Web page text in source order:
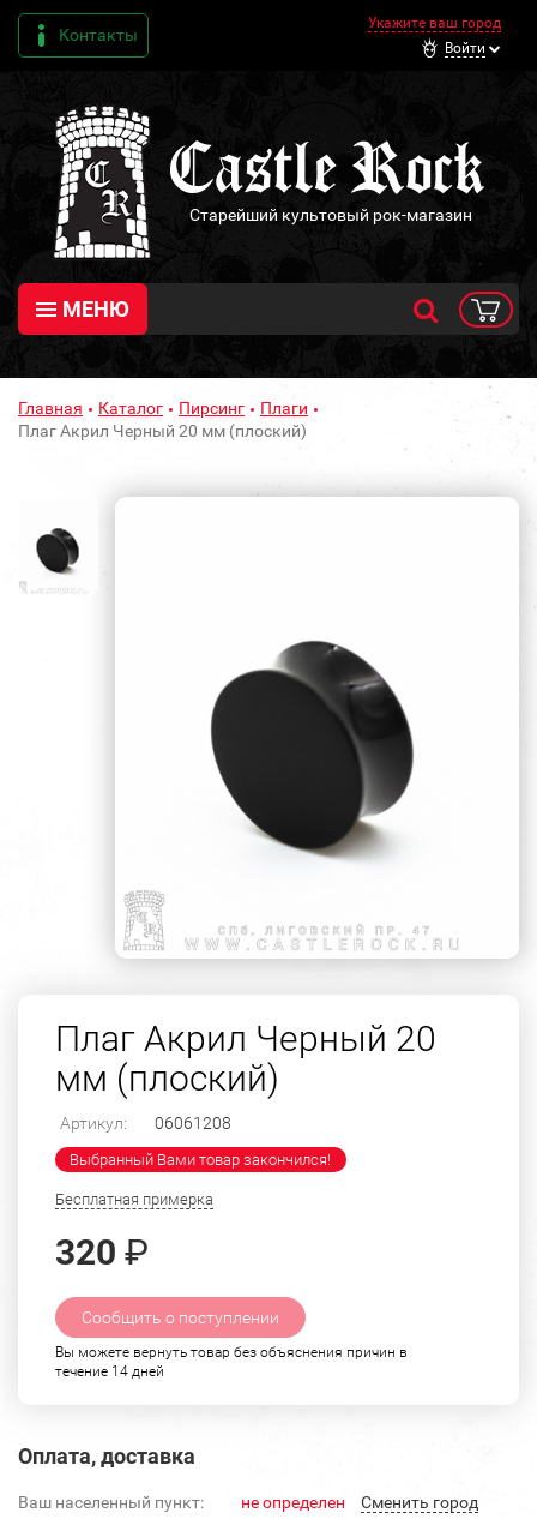
Контакты
Укажите ваш город
Войти
Старейший культовый рок-магазин
МЕНЮ
Главная Каталог Пирсинг
Плаги
Плаг Акрил Черный 20 мм (плоский)
Плаг Акрил Черный 20
мм (плоский)
Артикул: 06061208
Выбранный Вами товар закончился!
Бесплатная примерка
320 ₽
Сообщить о поступлении
Вы можете вернуть товар без объяснения причин в
течение 14 дней
Оплата, доставка
Ваш населенный пункт: не определен Cменить город